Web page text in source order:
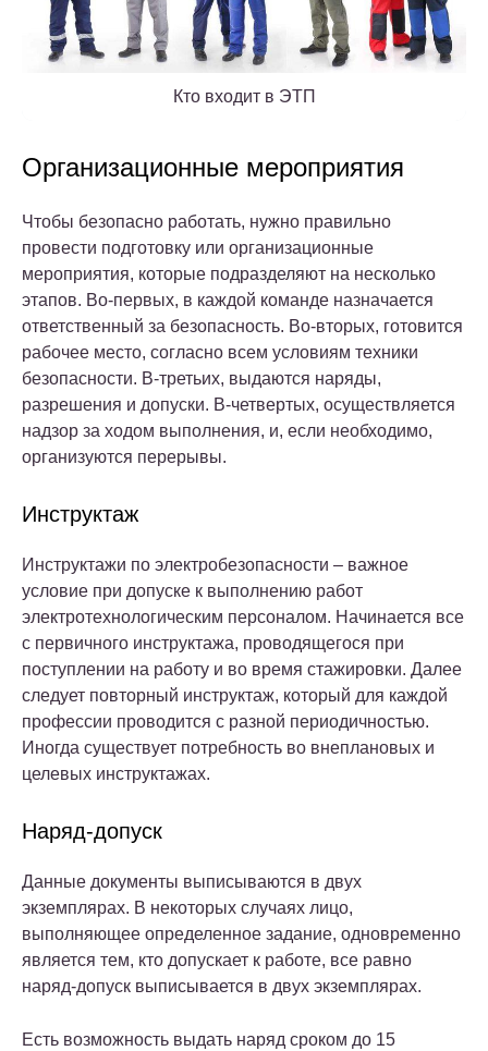
Кто входит в ЭТП
Организационные мероприятия
Чтобы безопасно работать, нужно правильно
провести подготовку или организационные
мероприятия, которые подразделяют на несколько
этапов. Во-первых, в каждой команде назначается
ответственный за безопасность. Во-вторых, готовится
рабочее место, согласно всем условиям техники
безопасности. В-третьих, выдаются наряды,
разрешения и допуски. В-четвертых, осуществляется
надзор за ходом выполнения, и, если необходимо,
организуются перерывы.
Инструктаж
Инструктажи по электробезопасности – важное
условие при допуске к выполнению работ
электротехнологическим персоналом. Начинается все
с первичного инструктажа, проводящегося при
поступлении на работу и во время стажировки. Далее
следует повторный инструктаж, который для каждой
профессии проводится с разной периодичностью.
Иногда существует потребность во внеплановых и
целевых инструктажах.
Наряд-допуск
Данные документы выписываются в двух
экземплярах. В некоторых случаях лицо,
выполняющее определенное задание, одновременно
является тем, кто допускает к работе, все равно
наряд-допуск выписывается в двух экземплярах.
Есть возможность выдать наряд сроком до 15